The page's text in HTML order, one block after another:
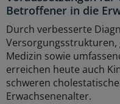
Betroffener in die
Durch verbesserte
Medizin sowie
erreichen heute auch
schweren
Erwachsenenalter.